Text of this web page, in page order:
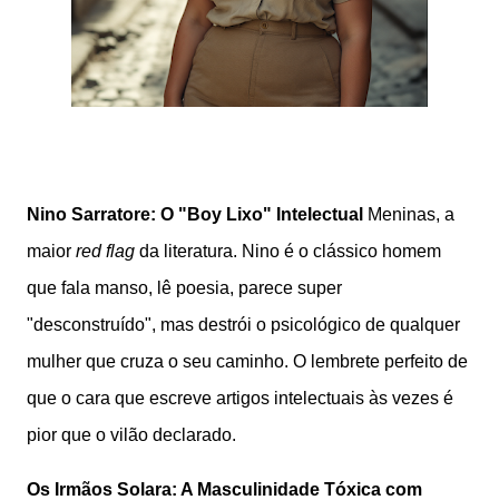
Nino Sarratore: O "Boy Lixo" Intelectual Meninas, a
maior red flag da literatura. Nino é o clássico homem
que fala manso, lê poesia, parece super
"desconstruído", mas destrói o psicológico de qualquer
mulher que cruza o seu caminho. O lembrete perfeito de
que o cara que escreve artigos intelectuais às vezes é
pior que o vilão declarado.
Os Irmãos Solara: A Masculinidade Tóxica com